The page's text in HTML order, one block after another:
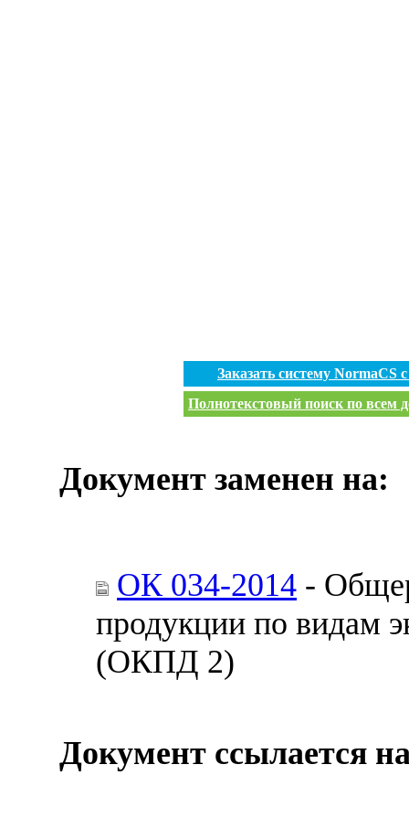
Заказать систему
Полнотекстовый поиск по всем
Документ заменен на:
ОК 034-2014 -
продукции по видам
(ОКПД 2)
Документ ссылается